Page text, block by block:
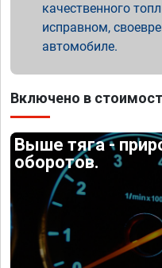
качественного
исправном,
автомобиле.
Включено в
Выше тяга -
оборотов.